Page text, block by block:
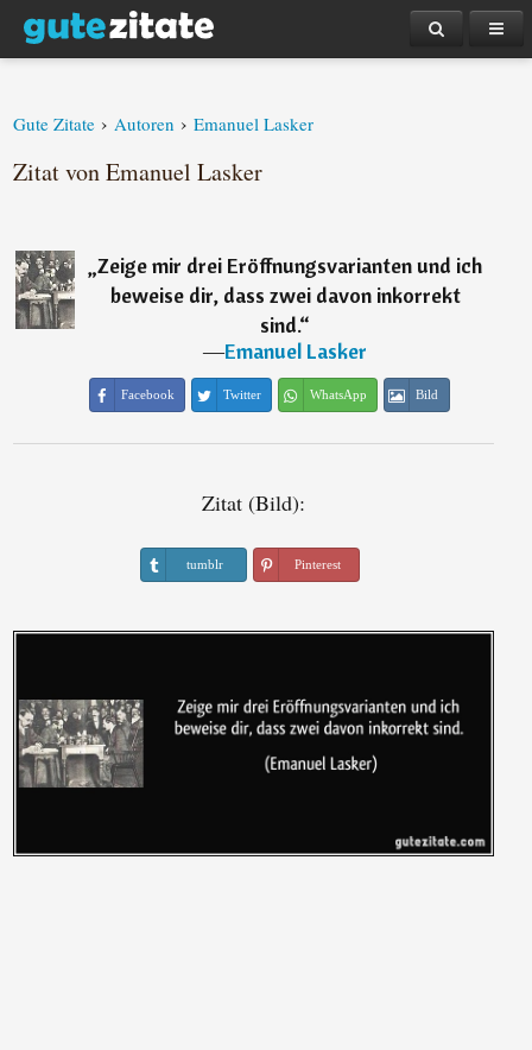
Gute Zitate › Autoren › Emanuel Lasker
Zitat von Emanuel Lasker
„Zeige mir drei Eröffnungsvarianten und ich
beweise dir, dass zwei davon inkorrekt
sind.“
―Emanuel Lasker
Facebook Twitter WhatsApp Bild
Zitat (Bild):
tumblr Pinterest